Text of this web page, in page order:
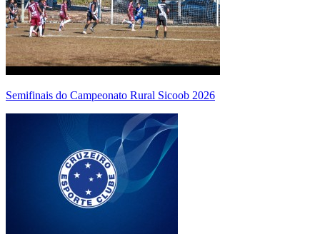
Semifinais do Campeonato Rural Sicoob 2026